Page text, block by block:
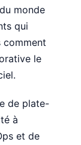
monde
qui
comment
le
de plate-
à
et de